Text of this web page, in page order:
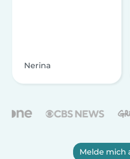
Nerina
Melde mich